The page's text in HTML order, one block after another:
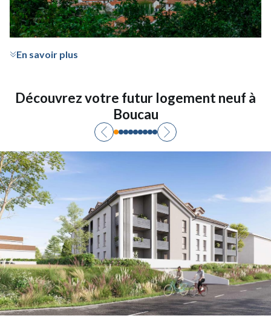
En savoir plus
Découvrez votre futur logement neuf à
Boucau